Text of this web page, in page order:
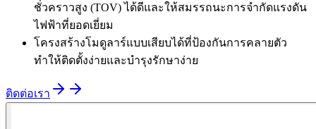
ชั่วคราวสูง (TOV) ได้ดีและให้สมรรถนะการจำกัดแรงดัน
ไฟฟ้าที่ยอดเยี่ยม
โครงสร้างโมดูลาร์แบบเสียบได้ที่ป้องกันการคลายตัว
ทำให้ติดตั้งง่ายและบำรุงรักษาง่าย
ติดต่อเรา